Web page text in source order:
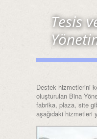
Tesis
Destek hizmetlerini
oluşturulan Bina
fabrika, plaza, site
aşağıdaki hizmetleri